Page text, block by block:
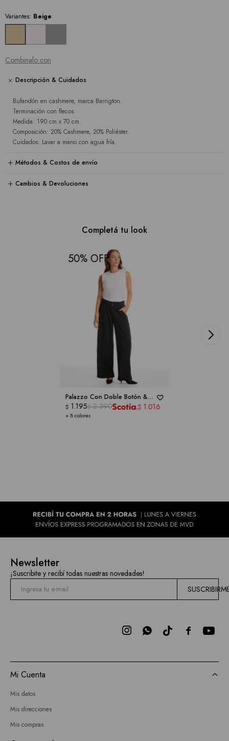
Variantes: Beige
Combinalo con
Descripción & Cuidados
Bufandón en cashmere, marca Barrigton.
Terminación con flecos.
Medida: 190 cm x 70 cm.
Composición: 20% Cashmere, 20% Poliéster.
Cuidados: Lavar a mano con agua fría.
Métodos & Costos de envío
Cambios & Devoluciones
Completá tu look
50
Palazzo Con Doble Botón &
Cintura Elástica -DICTIONARY
+ 8 colores
$ 1.195$ 2.390 $ 1.016
Newsletter
¡Suscribite y recibí todas nuestras novedades!

 
Mi Cuenta
Mis datos
Mis direcciones
Mis compras